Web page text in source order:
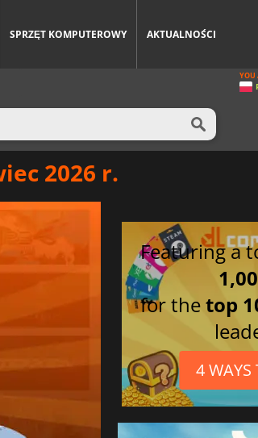
SPRZĘT KOMPUTEROWY AKTUALNOŚCI
YOU
2026 r.
Featuring a
for thetop
4